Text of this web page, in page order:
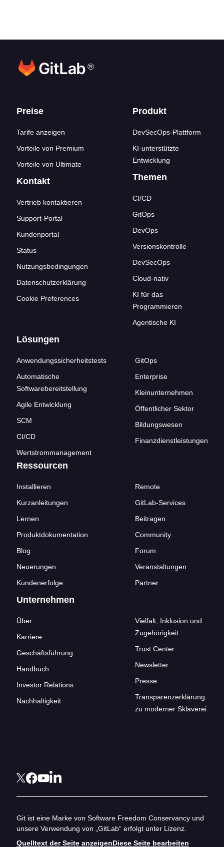
®
Footer-Links
Preise
Tarife anzeigen
Vorteile von Premium
Vorteile von Ultimate
Kontakt
Vertrieb kontaktieren
Support-Portal
Kundenportal
Status
Nutzungsbedingungen
Datenschutzerklärung
Cookie Preferences
Produkt
DevSecOps-Plattform
KI-unterstützte
Entwicklung
Themen
CI/CD
GitOps
DevOps
Versionskontrolle
DevSecOps
Cloud-nativ
KI für das
Programmieren
Agentische KI
Lösungen
Anwendungssicherheitstests
Automatische
Softwarebereitstellung
Agile Entwicklung
SCM
CI/CD
Wertstrommanagement
GitOps
Enterprise
Kleinunternehmen
Öffentlicher Sektor
Bildungswesen
Finanzdienstleistungen
Ressourcen
Installieren
Kurzanleitungen
Lernen
Produktdokumentation
Blog
Neuerungen
Kundenerfolge
Remote
GitLab-Services
Beitragen
Community
Forum
Veranstaltungen
Partner
Unternehmen
Über
Karriere
Geschäftsführung
Handbuch
Investor Relations
Nachhaltigkeit
Vielfalt, Inklusion und
Zugehörigkeit
Trust Center
Newsletter
Presse
Transparenzerklärung
zu moderner Sklaverei
Git ist eine Marke von Software Freedom Conservancy und
unsere Verwendung von „GitLab“ erfolgt unter Lizenz.
Quelltext der Seite anzeigenDiese Seite bearbeiten